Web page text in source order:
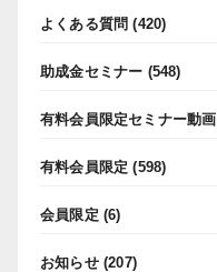
よくある質問 (420)
助成金セミナー (548)
有料会員限定セミナー動画
有料会員限定 (598)
会員限定 (6)
お知らせ(207)